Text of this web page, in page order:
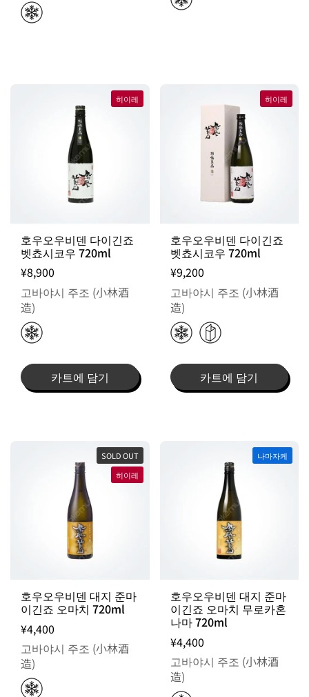
호우오우비덴 다이긴죠
벳쵸시코우 720ml
¥8,900
고바야시 주조 (小林酒
造)
카트에 담기
히이레
호우오우비덴 다이긴죠
벳쵸시코우 720ml
¥9,200
고바야시 주조 (小林酒
造)
카트에 담기
히이레
호우오우비덴 대지 준마
이긴죠 오마치 720ml
¥4,400
고바야시 주조 (小林酒
造)
SOLD OUT
히이레
호우오우비덴 대지 준마
이긴죠 오마치 무로카혼
나마 720ml
¥4,400
고바야시 주조 (小林酒
造)
나마자케